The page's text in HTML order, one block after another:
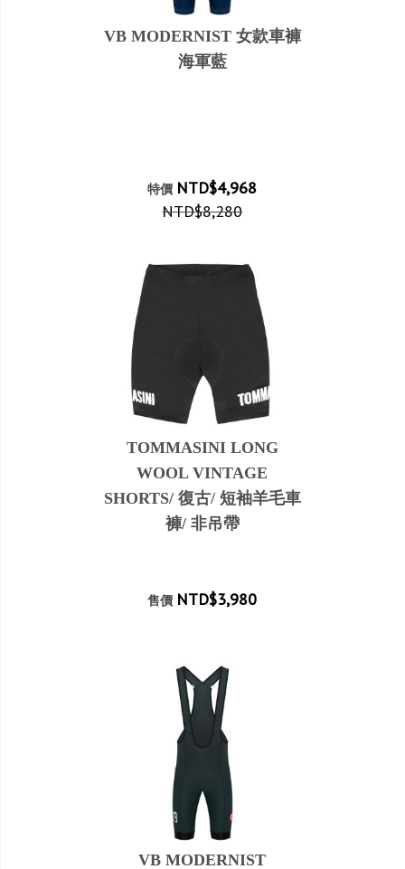
VB MODERNIST 女款車褲
海軍藍
特價 NTD$4,968
NTD$8,280
TOMMASINI LONG
WOOL VINTAGE
SHORTS/ 復古/ 短袖羊毛車
褲/ 非吊帶
售價 NTD$3,980
VB MODERNIST